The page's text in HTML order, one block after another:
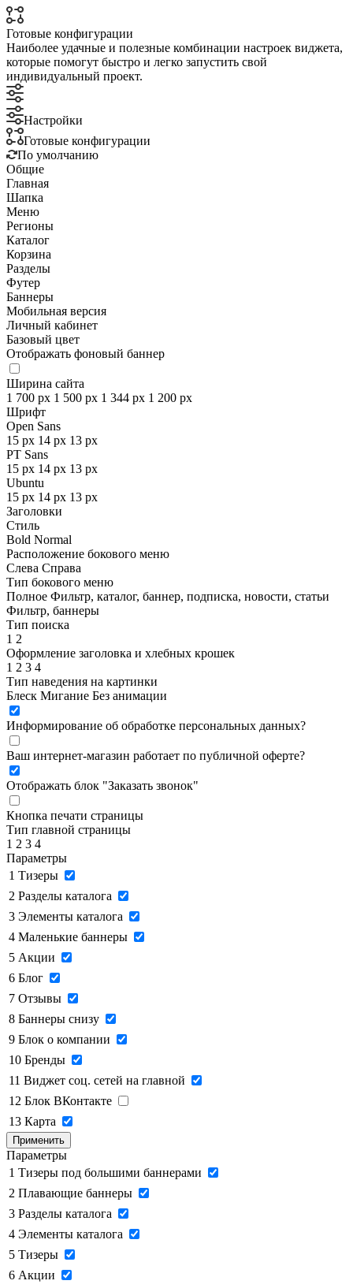
Готовые конфигурации
Наиболее удачные и полезные комбинации настроек виджета,
которые помогут быстро и легко запустить свой
индивидуальный проект.
Настройки
Готовые конфигурации
По умолчанию
Общие
Главная
Шапка
Меню
Регионы
Каталог
Корзина
Разделы
Футер
Баннеры
Мобильная версия
Личный кабинет
Базовый цвет
Отображать фоновый баннер
Ширина сайта
1 700 px 1 500 px 1 344 px 1 200 px
Шрифт
Open Sans
15 px 14 px 13 px
PT Sans
15 px 14 px 13 px
Ubuntu
15 px 14 px 13 px
Заголовки
Стиль
Bold Normal
Расположение бокового меню
Слева Справа
Тип бокового меню
Полное Фильтр, каталог, баннер, подписка, новости, статьи
Фильтр, баннеры
Тип поиска
1 2
Оформление заголовка и хлебных крошек
1 2 3 4
Тип наведения на картинки
Блеск Мигание Без анимации
Информирование об обработке персональных данных?
Ваш интернет-магазин работает по публичной оферте?
Отображать блок "Заказать звонок"
Кнопка печати страницы
Тип главной страницы
1 2 3 4
Параметры
1 Тизеры
2 Разделы каталога
3 Элементы каталога
4 Маленькие баннеры
5 Акции
6 Блог
7 Отзывы
8 Баннеры снизу
9 Блок о компании
10 Бренды
11 Виджет соц. сетей на главной
12 Блок ВКонтакте
13 Карта
Применить
Параметры
1 Тизеры под большими баннерами
2 Плавающие баннеры
3 Разделы каталога
4 Элементы каталога
5 Тизеры
6 Акции